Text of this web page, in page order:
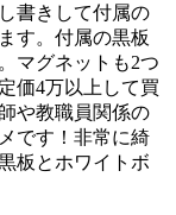
書きして付属の
す。付属の黒板
マグネットも2つ
価4万以上して買
や教職員関係の
です！非常に綺
板とホワイトボ